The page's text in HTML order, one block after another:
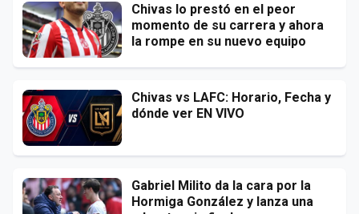
Chivas lo prestó en el peor
momento de su carrera y ahora
la rompe en su nuevo equipo
Chivas vs LAFC: Horario, Fecha y
dónde ver EN VIVO
Gabriel Milito da la cara por la
Hormiga González y lanza una